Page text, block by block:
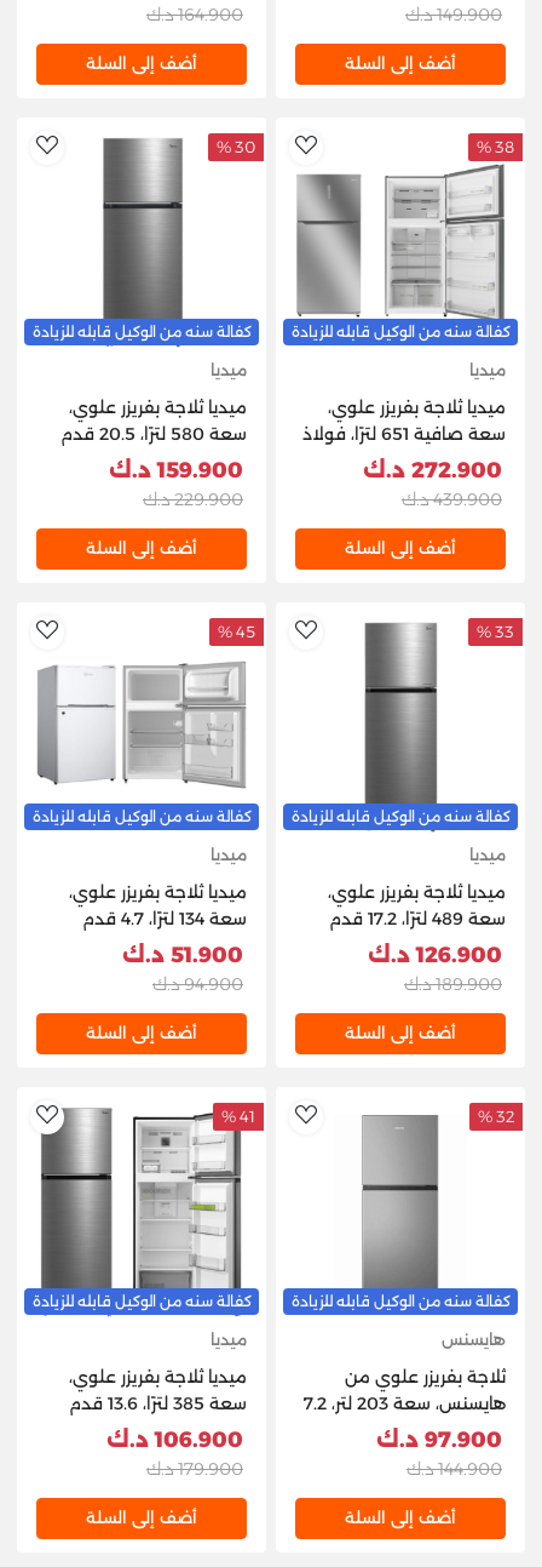
149.900 د.ك
أضف إلى السلة
164.900 د.ك
أضف إلى السلة
AddToWishlist
38 %
كفالة سنه من الوكيل قابله للزيادة
ميديا
ميديا ثلاجة ​​بفريزر علوي،
سعة صافية 651 لترًا، فولاذ
- فضي
272.900 د.ك
439.900 د.ك
أضف إلى السلة
30 %
كفالة سنه من الوكيل قابله للزيادة
ميديا
ميديا ثلاجة ​​بفريزر علوي،
سعة 580 لترًا، 20.5 قدم
مكعب - فضي
159.900 د.ك
229.900 د.ك
أضف إلى السلة
AddToWishlist
33 %
كفالة سنه من الوكيل قابله للزيادة
ميديا
ميديا ثلاجة ​​بفريزر علوي،
سعة 489 لترًا، 17.2 قدم
مكعب، فولاذ - فضي
126.900 د.ك
189.900 د.ك
أضف إلى السلة
45 %
كفالة سنه من الوكيل قابله للزيادة
ميديا
ميديا ثلاجة ​​بفريزر علوي،
سعة 134 لترًا، 4.7 قدم
مكعب - أبيض
51.900 د.ك
94.900 د.ك
أضف إلى السلة
AddToWishlist
32 %
كفالة سنه من الوكيل قابله للزيادة
هايسنس
ثلاجة بفريزر علوي من
هايسنس، سعة 203 لتر، 7.2
قدم مكعب، RT3N264NAI
97.900 د.ك
144.900 د.ك
أضف إلى السلة
41 %
كفالة سنه من الوكيل قابله للزيادة
ميديا
ميديا ثلاجة ​​بفريزر علوي،
سعة 385 لترًا، 13.6 قدم
مكعب - فضي
106.900 د.ك
179.900 د.ك
أضف إلى السلة